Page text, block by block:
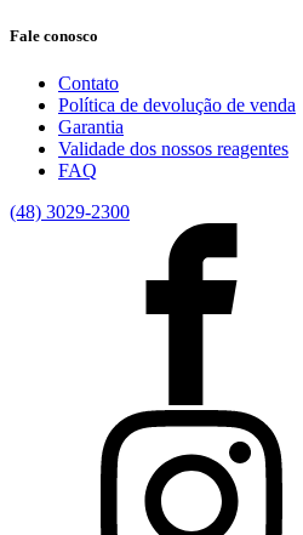
Fale conosco
Contato
Política de devolução de venda
Garantia
Validade dos nossos reagentes
FAQ
(48) 3029-2300